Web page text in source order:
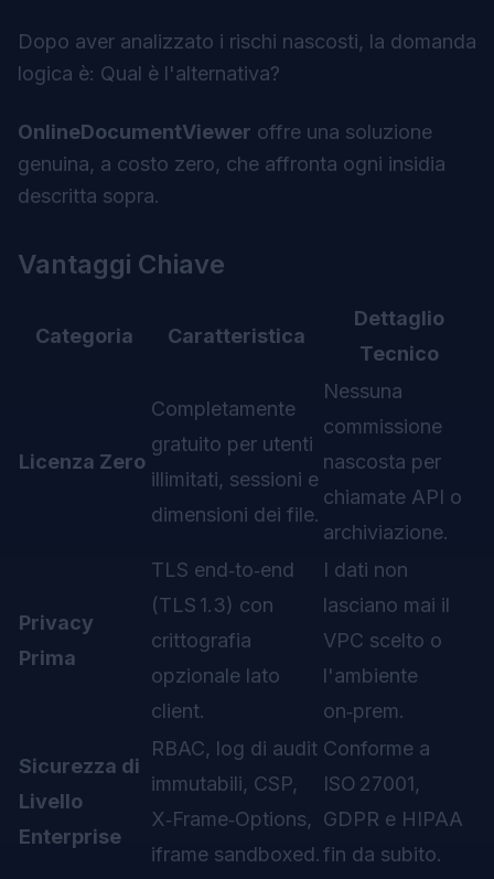
Dopo aver analizzato i rischi nascosti, la domanda
logica è: Qual è l'alternativa?
OnlineDocumentViewer offre una soluzione
genuina, a costo zero, che affronta ogni insidia
descritta sopra.
Vantaggi Chiave
Categoria Caratteristica
Dettaglio
Tecnico
Licenza Zero
Completamente
gratuito per utenti
illimitati, sessioni e
dimensioni dei file.
Nessuna
commissione
nascosta per
chiamate API o
archiviazione.
Privacy
Prima
TLS end‑to‑end
(TLS 1.3) con
crittografia
opzionale lato
client.
I dati non
lasciano mai il
VPC scelto o
l'ambiente
on‑prem.
Sicurezza di
Livello
Enterprise
RBAC, log di audit
immutabili, CSP,
X‑Frame‑Options,
iframe sandboxed.
Conforme a
ISO 27001,
GDPR e HIPAA
fin da subito.